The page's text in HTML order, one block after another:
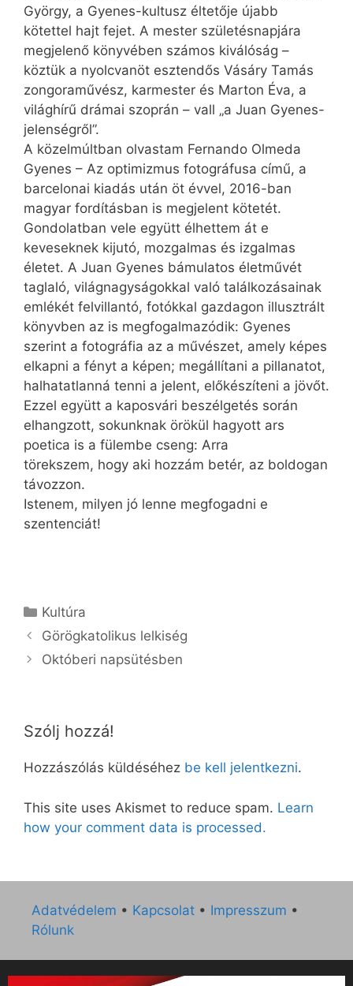
György, a Gyenes-kultusz éltetője újabb
kötettel hajt fejet. A mester születésnapjára
megjelenő könyvében számos kiválóság –
köztük a nyolcvanöt esztendős Vásáry Tamás
zongoraművész, karmester és Marton Éva, a
világhírű drámai szoprán – vall „a Juan Gyenes-
jelenségről”.
A közelmúltban olvastam Fernando Olmeda
Gyenes – Az optimizmus fotográfusa című, a
barcelonai kiadás után öt évvel, 2016-ban
magyar fordításban is megjelent kötetét.
Gondolatban vele együtt élhettem át e
keveseknek kijutó, mozgalmas és izgalmas
életet. A Juan Gyenes bámulatos életművét
taglaló, világnagyságokkal való találkozásainak
emlékét felvillantó, fotókkal gazdagon illusztrált
könyvben az is megfogalmazódik: Gyenes
szerint a fotográfia az a művészet, amely képes
elkapni a fényt a képen; megállítani a pillanatot,
halhatatlanná tenni a jelent, előkészíteni a jövőt.
Ezzel együtt a kaposvári beszélgetés során
elhangzott, sokunknak örökül hagyott ars
poetica is a fülembe cseng: Arra
törekszem, hogy aki hozzám betér, az boldogan
távozzon.
Istenem, milyen jó lenne megfogadni e
szentenciát!
Kategória
Kultúra
Görögkatolikus lelkiség
Októberi napsütésben
Szólj hozzá!
Hozzászólás küldéséhez be kell jelentkezni.
This site uses Akismet to reduce spam. Learn
how your comment data is processed.
Adatvédelem • Kapcsolat • Impresszum •
Rólunk